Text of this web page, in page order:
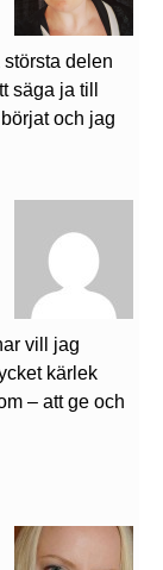
delen
säga ja till
och jag
vill jag
kärlek
– att ge och